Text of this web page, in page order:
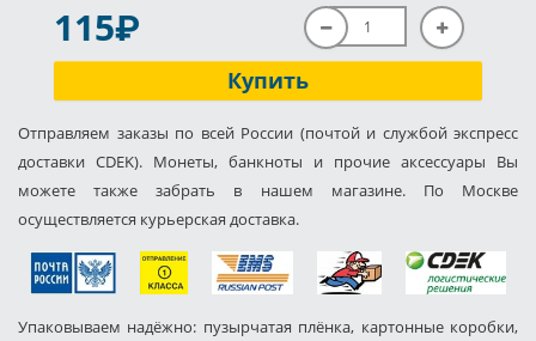
115P
Купить
Отправляем заказы по всей России (почтой и службой экспресс
доставки CDEK). Монеты, банкноты и прочие аксессуары Вы
можете также забрать в нашем магазине. По Москве
осуществляется курьерская доставка.
Упаковываем надёжно: пузырчатая плёнка, картонные коробки,